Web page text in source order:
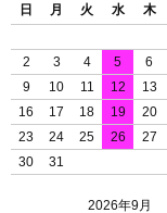
日
月 火 水 木
2
3 4 5 6
9
10 11 12 13
16
17 18 19 20
23
24 25 26 27
30
31
2026年9月